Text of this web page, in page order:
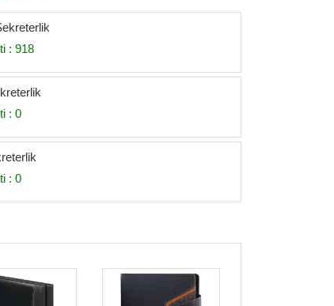
: 918
: 0
: 0